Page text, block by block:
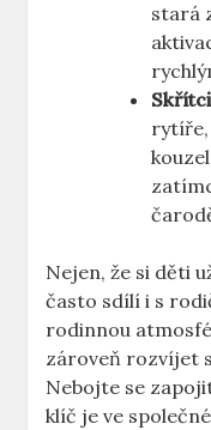
stará
rytíře,
Nejen, že si děti
často sdílí i s
rodinnou
zároveň rozvíjet
Nebojte se
klíč je ve